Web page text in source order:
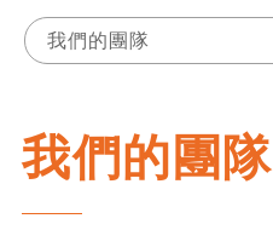
我們的團隊
我們的團隊